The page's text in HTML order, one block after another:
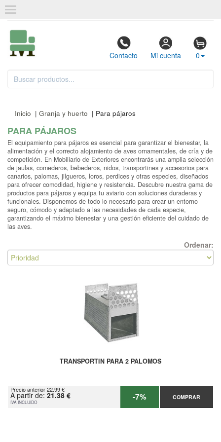
Contacto Mi cuenta 0
Inicio | Granja y huerto | Para pájaros
PARA PÁJAROS
El equipamiento para pájaros es esencial para garantizar el bienestar, la
alimentación y el correcto alojamiento de aves ornamentales, de cría y de
competición. En Mobiliario de Exteriores encontrarás una amplia selección
de jaulas, comederos, bebederos, nidos, transportines y accesorios para
canarios, palomas, jilgueros, loros, perdices y otras especies, diseñados
para ofrecer comodidad, higiene y resistencia. Descubre nuestra gama de
productos para pájaros y equipa tu aviario con soluciones duraderas y
funcionales. Disponemos de todo lo necesario para crear un entorno
seguro, cómodo y adaptado a las necesidades de cada especie,
garantizando el máximo bienestar y una gestión eficiente del cuidado de
las aves.
Ordenar:
TRANSPORTIN PARA 2 PALOMOS
Precio anterior 22.99 €
A partir de: 21.38 €
IVA INCLUIDO -7% COMPRAR